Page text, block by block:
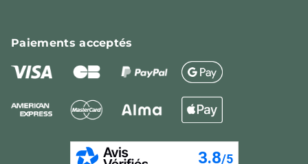
Paiementsacceptés